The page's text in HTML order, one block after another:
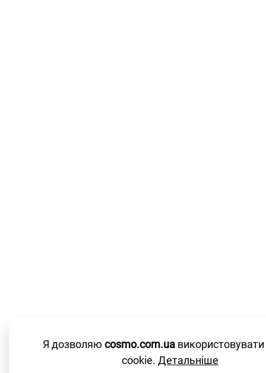
Я дозволяю cosmo.com.ua
cookie. Детальніше